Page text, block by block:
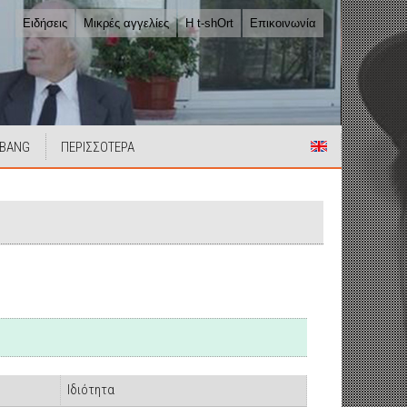
Ειδήσεις Μικρές αγγελίες Η t-shOrt Επικοινωνία
ΠΕΡΙΣΣΟΤΕΡΑ
Ιδιότητα